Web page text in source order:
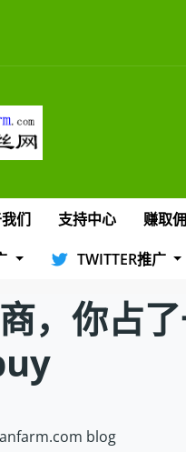
们 支持中心 赚取
TWITTER推广
，你占
blog